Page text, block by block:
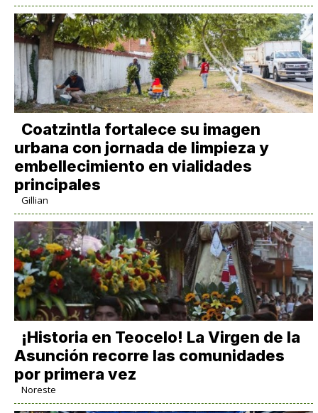
Coatzintla fortalece su imagen
urbana con jornada de limpieza y
embellecimiento en vialidades
principales
Gillian
​¡Historia en Teocelo! La Virgen de la
Asunción recorre las comunidades
por primera vez
Noreste